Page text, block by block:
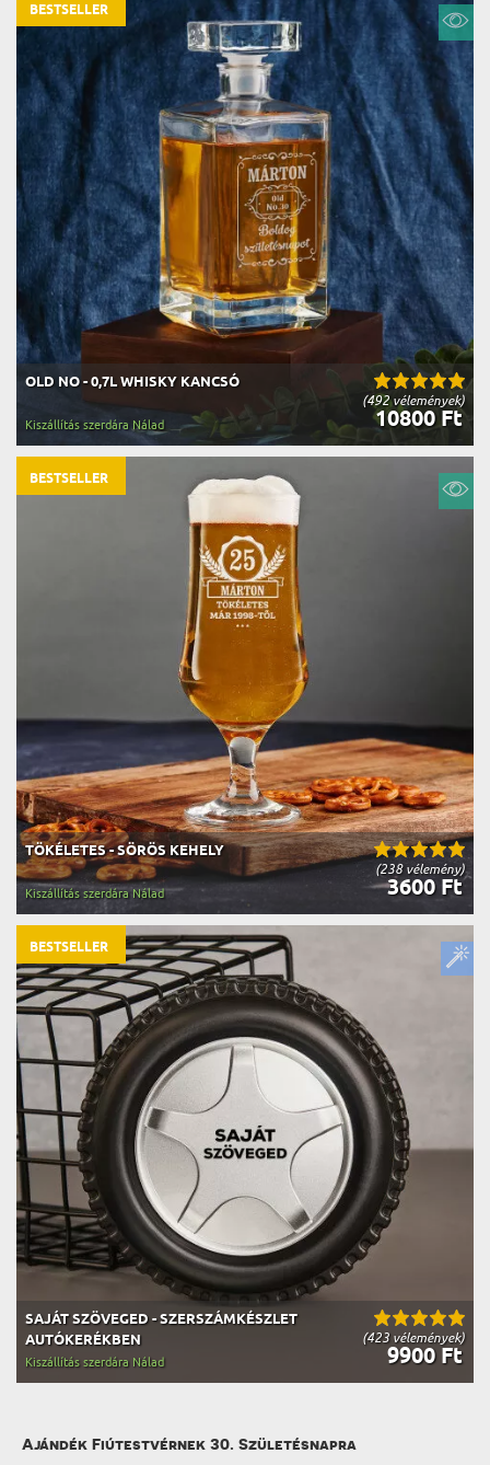
(492 vélemények)
OLD NO - 0,7L WHISKY KANCSÓ
10800 Ft
Kiszállítás szerdára Nálad
BESTSELLER
(238 vélemény)
TÖKÉLETES - SÖRÖS KEHELY
3600 Ft
Kiszállítás szerdára Nálad
BESTSELLER
(423 vélemények)
SAJÁT SZÖVEGED - SZERSZÁMKÉSZLET
AUTÓKERÉKBEN
9900 Ft
Kiszállítás szerdára Nálad
BESTSELLER
Ajándék Fiútestvérnek 30. Születésnapra